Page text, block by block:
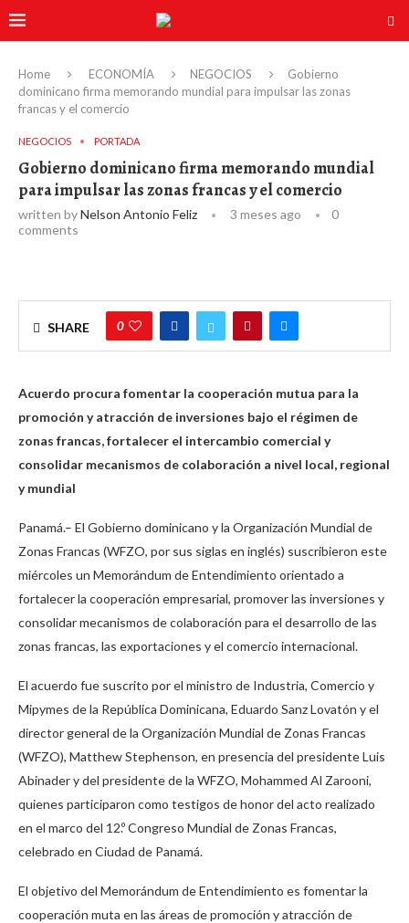
Home ECONOMÍA NEGOCIOS
Gobierno
dominicano firma memorando mundial para impulsar las zonas
francas y el comercio
NEGOCIOS PORTADA
Gobierno dominicano firma memorando mundial
para impulsar las zonas francas y el comercio
written byNelson Antonio Feliz 3 meses ago
0
comments
SHARE 0
Acuerdo procura fomentar la cooperación mutua para la
promoción y atracción de inversiones bajo el régimen de
zonas francas, fortalecer el intercambio comercial y
consolidar mecanismos de colaboración a nivel local, regional
y mundial
Panamá.– El Gobierno dominicano y la Organización Mundial de
Zonas Francas (WFZO, por sus siglas en inglés) suscribieron este
miércoles un Memorándum de Entendimiento orientado a
fortalecer la cooperación empresarial, promover las inversiones y
consolidar mecanismos de colaboración para el desarrollo de las
zonas francas, las exportaciones y el comercio internacional.
El acuerdo fue suscrito por el ministro de Industria, Comercio y
Mipymes de la República Dominicana, Eduardo Sanz Lovatón y el
director general de la Organización Mundial de Zonas Francas
(WFZO), Matthew Stephenson, en presencia del presidente Luis
Abinader y del presidente de la WFZO, Mohammed Al Zarooni,
quienes participaron como testigos de honor del acto realizado
en el marco del 12.º Congreso Mundial de Zonas Francas,
celebrado en Ciudad de Panamá.
El objetivo del Memorándum de Entendimiento es fomentar la
cooperación muta en las áreas de promoción y atracción de